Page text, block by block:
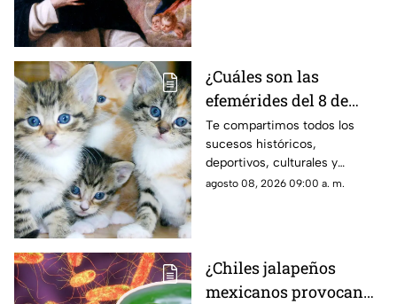
¿Cuáles son las
efemérides del 8 de
agosto? Esto se celebra
un día como hoy en
México y el mundo
Te compartimos todos los
sucesos históricos,
deportivos, culturales y
divertidos que marcaron las
agosto 08, 2026 09:00 a. m.
¿Chiles jalapeños
mexicanos provocan